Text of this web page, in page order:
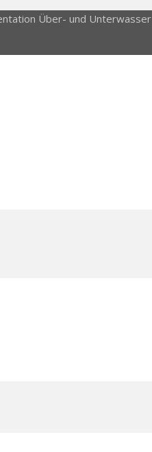
Über- und Unterwasser